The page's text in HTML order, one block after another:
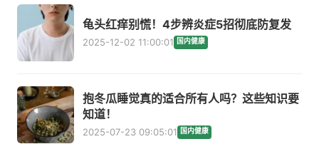
龟头红痒别慌！4步辨炎症5招彻底防复发
2025-12-02 11:00:01 国内健康
抱冬瓜睡觉真的适合所有人吗？这些知识要
知道！
2025-07-23 09:05:01 国内健康